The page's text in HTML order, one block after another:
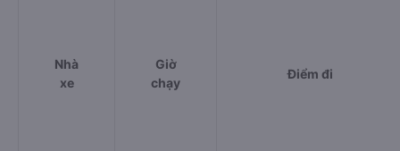
Nhà
xe
Giờ
chạy
Điểm đi